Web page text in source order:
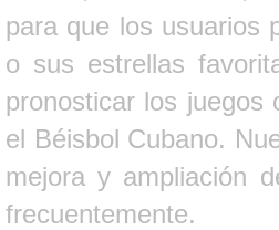
para que los usuarios
o sus estrellas
pronosticar los juegos
el Béisbol Cubano.
mejora y ampliación
frecuentemente.